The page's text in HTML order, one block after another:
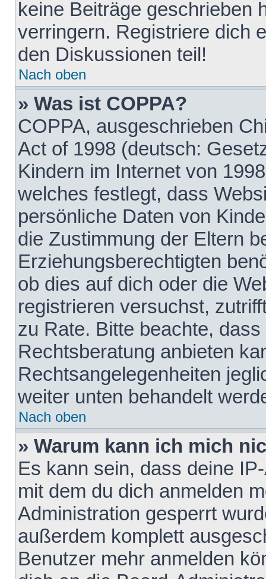
keine Beiträge geschrieben
verringern. Registriere dich
den Diskussionen teil!
Nach oben
» Was ist COPPA?
COPPA, ausgeschrieben
Act of 1998 (deutsch:
Kindern im Internet von
welches festlegt, dass
persönliche Daten von
die Zustimmung der Eltern
Erziehungsberechtigten
ob dies auf dich oder die
registrieren versuchst,
zu Rate. Bitte beachte,
Rechtsberatung anbieten
Rechtsangelegenheiten
weiter unten behandelt
Nach oben
» Warum kann ich mich
Es kann sein, dass deine
mit dem du dich anmelden
Administration gesperrt
außerdem komplett
Benutzer mehr anmelden